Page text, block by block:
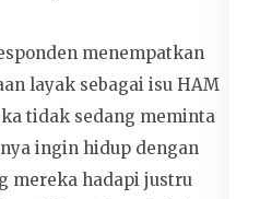
menempatkan
layak sebagai isu HAM
tidak sedang meminta
ingin hidup dengan
mereka hadapi justru